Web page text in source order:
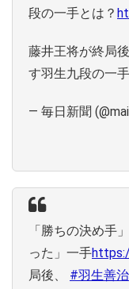
段の一手とは？
藤井王将が終局
す羽生九段の一
— 毎日新聞
「勝ちの決め手
った」一手
局後、 #羽生善治